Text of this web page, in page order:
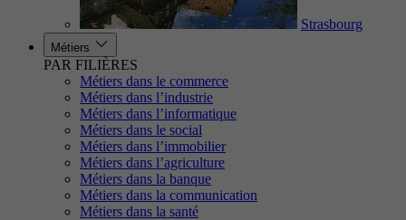
Strasbourg
Métiers
PAR FILIÈRES
Métiers dans le commerce
Métiers dans l’industrie
Métiers dans l’informatique
Métiers dans le social
Métiers dans l’immobilier
Métiers dans l’agriculture
Métiers dans la banque
Métiers dans la communication
Métiers dans la santé